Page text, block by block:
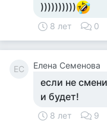
))))))))))
8 лет 0
ЕС Елена Семенова
если не
и будет!
8 лет 9